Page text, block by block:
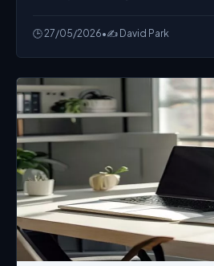
🕒 27/05/2026•✍️ David Park